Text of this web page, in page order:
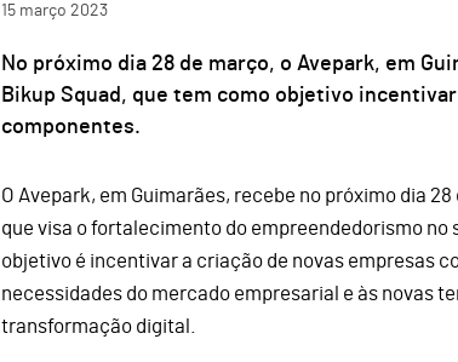
15 março 2023
No próximo dia 28 de março, o Avepark, em
Bikup Squad, que tem como objetivo
componentes.
O Avepark, em Guimarães, recebe no próximo dia
que visa o fortalecimento do empreendedorismo
objetivo é incentivar a criação de novas empresas
necessidades do mercado empresarial e às novas
transformação digital.